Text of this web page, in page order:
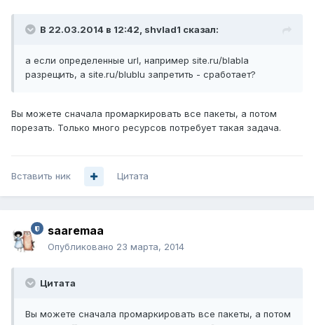
В 22.03.2014 в 12:42, shvlad1 сказал:
а если определенные url, например site.ru/blabla
разрещить, а site.ru/blublu запретить - сработает?
Вы можете сначала промаркировать все пакеты, а потом
порезать. Только много ресурсов потребует такая задача.
Вставить ник Цитата
saaremaa
Опубликовано 23 марта, 2014
Цитата
Вы можете сначала промаркировать все пакеты, а потом